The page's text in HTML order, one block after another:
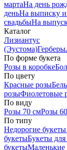
мартаНа день
деньНа выписку
свадьбыНа
Каталог
Лизиантус
(Эустома)Герберы
По форме букета
Розы в коробке
По цвету
Красные розы
розыФиолетовые
По виду
Розы 70 смРозы
По типу
Недорогие
букетыБукеты
букетыМаленькие